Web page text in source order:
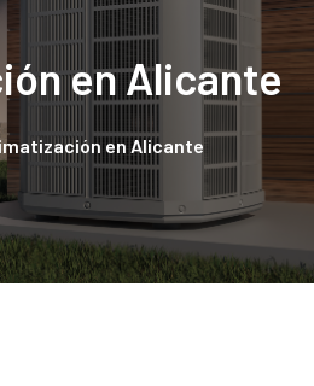
en Alicante
en Alicante